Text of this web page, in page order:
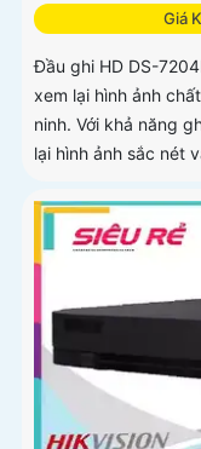
Giá
Đầu ghi HD DS-
xem lại hình ảnh
ninh. Với khả năng
lại hình ảnh sắc nét